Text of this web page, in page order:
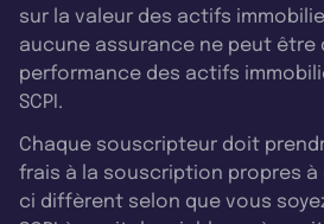
sur la valeur des actifs
aucune assurance ne peut être
performance des actifs
SCPI.
Chaque souscripteur doit
frais à la souscription propres à
ci diffèrent selon que vous